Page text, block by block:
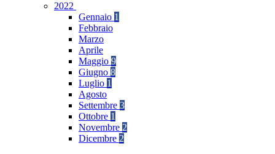
2022
Gennaio 1
Febbraio
Marzo
Aprile
Maggio 9
Giugno 8
Luglio 1
Agosto
Settembre 3
Ottobre 1
Novembre 2
Dicembre 2